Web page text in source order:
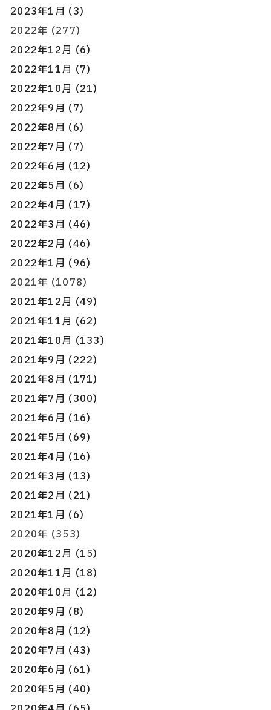
2023年1月 (3)
2022年 (277)
2022年12月 (6)
2022年11月 (7)
2022年10月 (21)
2022年9月 (7)
2022年8月 (6)
2022年7月 (7)
2022年6月 (12)
2022年5月 (6)
2022年4月 (17)
2022年3月 (46)
2022年2月 (46)
2022年1月 (96)
2021年 (1078)
2021年12月 (49)
2021年11月 (62)
2021年10月 (133)
2021年9月 (222)
2021年8月 (171)
2021年7月 (300)
2021年6月 (16)
2021年5月 (69)
2021年4月 (16)
2021年3月 (13)
2021年2月 (21)
2021年1月 (6)
2020年 (353)
2020年12月 (15)
2020年11月 (18)
2020年10月 (12)
2020年9月 (8)
2020年8月 (12)
2020年7月 (43)
2020年6月 (61)
2020年5月 (40)